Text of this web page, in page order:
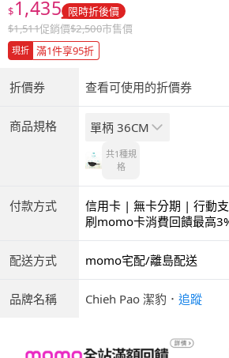
$1,435 限時折後價
$1,511促銷價$2,500市售價
現折 滿1件享95折
折價券 查看可使用的折價券
商品規格 單柄 36CM
共1種規
格
付款方式
信用卡 | 無卡分期 | 行動
ATM | 銀聯卡
刷momo卡消費回饋最高
配送方式 momo宅配/離島配送
品牌名稱 Chieh Pao 潔豹 ． 追蹤